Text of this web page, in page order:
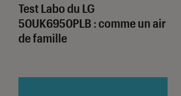
Test Labo du LG
50UK6950PLB : comme un air
de famille